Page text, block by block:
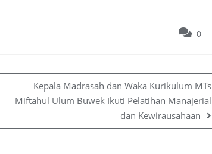
0
Kepala Madrasah dan Waka Kurikulum MTs
Miftahul Ulum Buwek Ikuti Pelatihan Manajerial
dan Kewirausahaan